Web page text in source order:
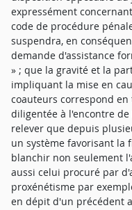
expressément
code de procédure
suspendra, en
demande d'assistance
» ; que la gravité et la
impliquant la mise en
coauteurs correspond
diligentée à l'encontre
relever que depuis
un système favorisant la
blanchir non seulement
aussi celui procuré par
proxénétisme par
en dépit d'un précédent